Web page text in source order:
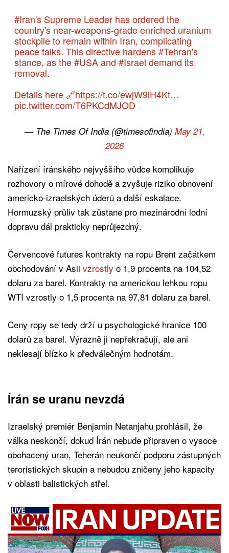
#Iran's Supreme Leader has ordered the
country's near-weapons-grade enriched uranium
stockpile to remain within Iran, complicating
peace talks. This directive hardens#Tehran's
stance, as the#USAand #Israel demand its
removal.
Details here 🔗https://t.co/ewjW9lH4Kt…
pic.twitter.com/T6PKCdMJOD
— The Times Of India (@timesofindia) May 21,
2026
Nařízení íránského nejvyššího vůdce komplikuje
rozhovory o mírové dohodě a zvyšuje riziko obnovení
americko-izraelských úderů a další eskalace.
Hormuzský průliv tak zůstane pro mezinárodní lodní
dopravu dál prakticky neprůjezdný.
Červencové futures kontrakty na ropu Brent začátkem
obchodování v Asii vzrostly o 1,9 procenta na 104,52
dolaru za barel. Kontrakty na americkou lehkou ropu
WTI vzrostly o 1,5 procenta na 97,81 dolaru za barel.
Ceny ropy se tedy drží u psychologické hranice 100
dolarů za barel. Výrazně ji nepřekračují, ale ani
neklesají blízko k předválečným hodnotám.
Írán se uranu nevzdá
Izraelský premiér Benjamin Netanjahu prohlásil, že
válka neskončí, dokud Írán nebude připraven o vysoce
obohacený uran, Teherán neukončí podporu zástupných
teroristických skupin a nebudou zničeny jeho kapacity
v oblasti balistických střel.